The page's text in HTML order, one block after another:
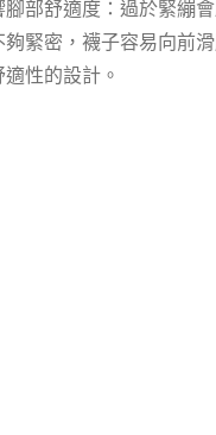
部舒適度：過於緊繃
緊密，襪子容易向前
性的設計。